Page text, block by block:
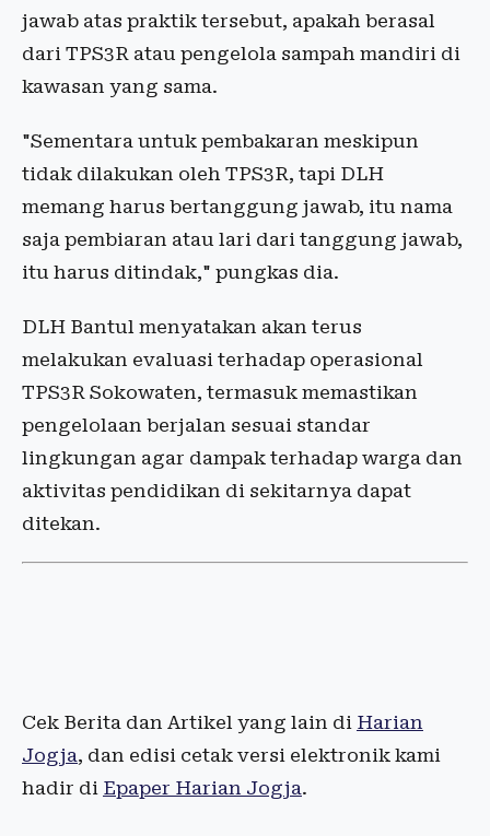
jawab atas praktik tersebut, apakah berasal
dari TPS3R atau pengelola sampah mandiri di
kawasan yang sama.
"Sementara untuk pembakaran meskipun
tidak dilakukan oleh TPS3R, tapi DLH
memang harus bertanggung jawab, itu nama
saja pembiaran atau lari dari tanggung jawab,
itu harus ditindak," pungkas dia.
DLH Bantul menyatakan akan terus
melakukan evaluasi terhadap operasional
TPS3R Sokowaten, termasuk memastikan
pengelolaan berjalan sesuai standar
lingkungan agar dampak terhadap warga dan
aktivitas pendidikan di sekitarnya dapat
ditekan.
Cek Berita dan Artikel yang lain di Harian
Jogja, dan edisi cetak versi elektronik kami
hadir di Epaper Harian Jogja.